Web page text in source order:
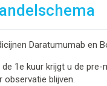
Daratumumab en
de 1e kuur krijgt u de
observatie blijven.